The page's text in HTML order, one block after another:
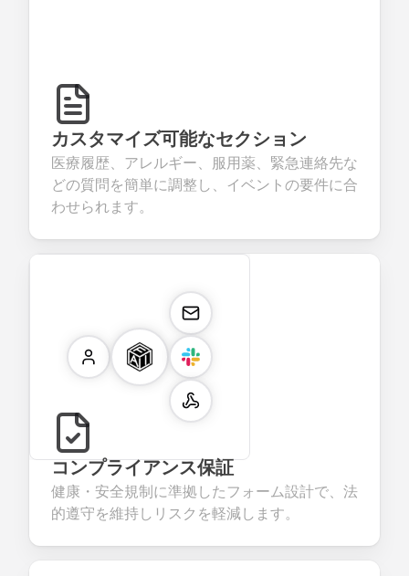
カスタマイズ可能なセクション
医療履歴、アレルギー、服用薬、緊急連絡先な
どの質問を簡単に調整し、イベントの要件に合
わせられます。
コンプライアンス保証
健康・安全規制に準拠したフォーム設計で、法
的遵守を維持しリスクを軽減します。